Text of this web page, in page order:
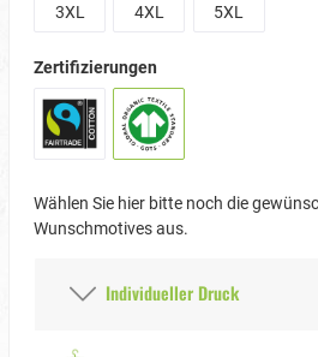
3XL 4XL 5XL
Zertifizierungen
Wählen Sie hier bitte noch die
Wunschmotives aus.
Individueller Druck